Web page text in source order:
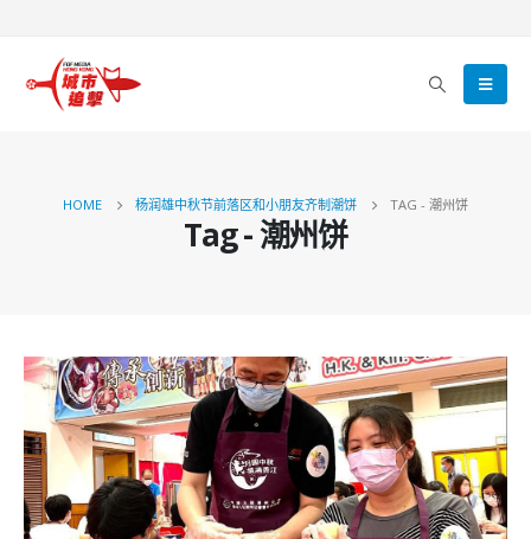
HOME 杨润雄中秋节前落区和小朋友齐制潮饼 TAG - 潮州饼
Tag - 潮州饼